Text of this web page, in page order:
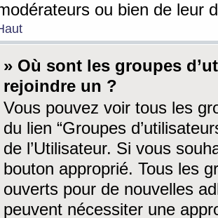
ou bien de leur
» Où sont les groupes
rejoindre un ?
Vous pouvez voir tous les
du lien “Groupes
de l’Utilisateur. Si vous
bouton approprié. Tous les
ouverts pour de nouvelles
peuvent nécessiter une